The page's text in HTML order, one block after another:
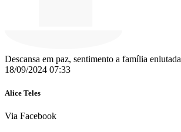
Descansa em paz, sentimento a família enlutada
18/09/2024 07:33
Alice Teles
Via Facebook